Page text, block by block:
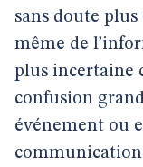
sans doute
même de
plus incertaine
confusion
événement ou